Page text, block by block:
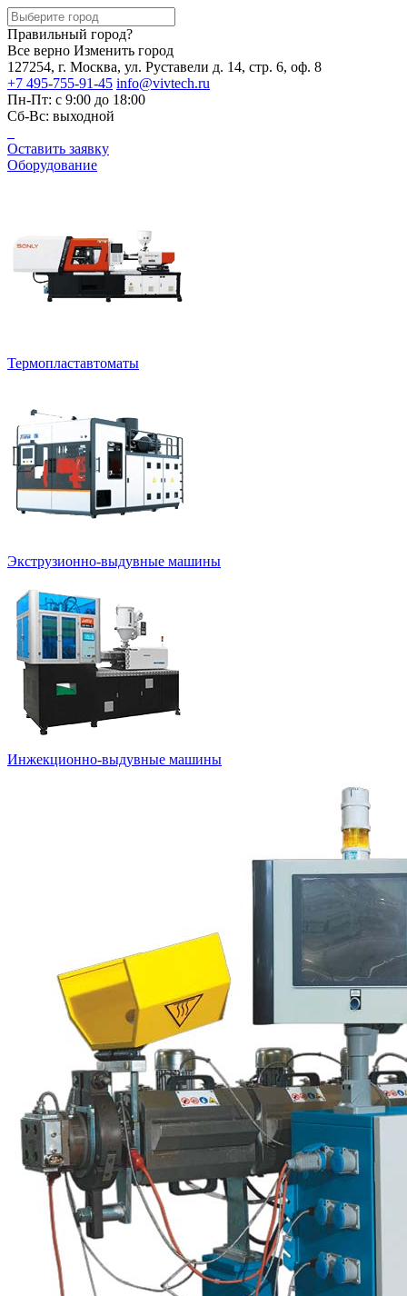
Правильный город?
Все верно Изменить город
127254, г. Москва, ул. Руставели д. 14, стр. 6, оф. 8
+7 495-755-91-45 info@vivtech.ru
Пн-Пт: с 9:00 до 18:00
Сб-Вс: выходной
Оставить заявку
Оборудование
Термопластавтоматы
Экструзионно-выдувные машины
Инжекционно-выдувные машины